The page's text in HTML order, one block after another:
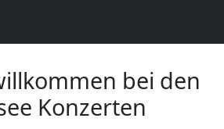
bei den
Konzerten